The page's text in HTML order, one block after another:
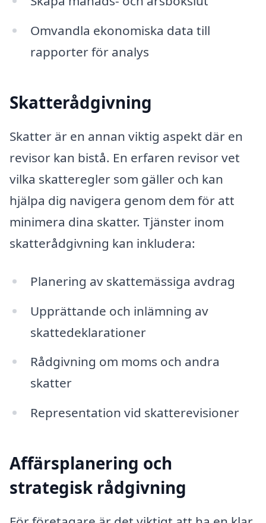
Omvandla ekonomiska data till
rapporter för analys
Skatterådgivning
Skatter är en annan viktig aspekt där en
revisor kan bistå. En erfaren revisor vet
vilka skatteregler som gäller och kan
hjälpa dig navigera genom dem för att
minimera dina skatter. Tjänster inom
skatterådgivning kan inkludera:
Planering av skattemässiga avdrag
Upprättande och inlämning av
skattedeklarationer
Rådgivning om moms och andra
skatter
Representation vid skatterevisioner
Affärsplanering och
strategisk rådgivning